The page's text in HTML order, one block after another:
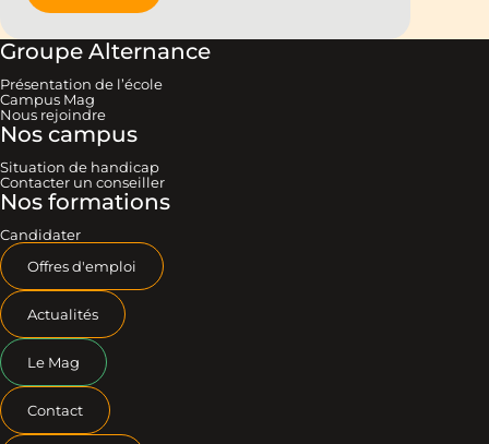
Groupe Alternance
Présentation de l’école
Campus Mag
Nous rejoindre
Nos campus
Situation de handicap
Contacter un conseiller
Nos formations
Candidater
Offres d'emploi
Actualités
Le Mag
Contact